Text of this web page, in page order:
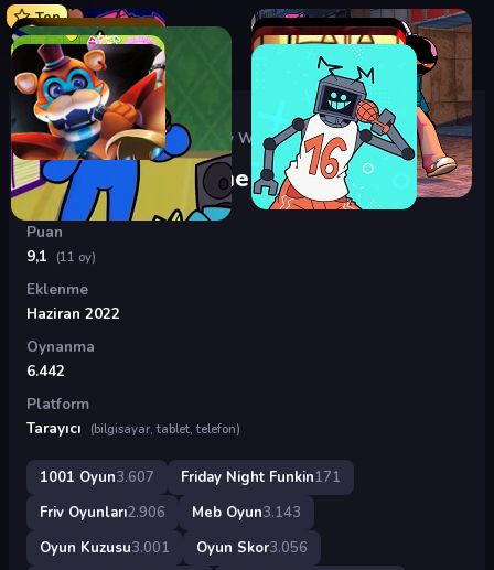
Top
Oyunlar›Friday Night Funkin
FNF Poppy Raptime vs Huggy Wuggy
FNF Poppy Raptime vs Huggy Wuggy
Puan
9,1
(11 oy)
Eklenme
Haziran 2022
Oynanma
6.442
Platform
Tarayıcı
(bilgisayar, tablet, telefon)
1001 Oyun3.607 Friday Night Funkin171
Friv Oyunları2.906 Meb Oyun3.143
Oyun Kuzusu3.001 Oyun Skor3.056